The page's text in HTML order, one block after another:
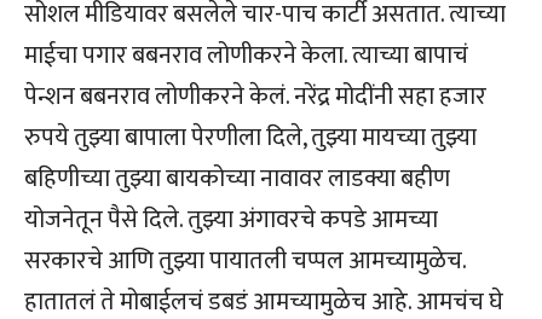
सोशल मीडियावर बसलेले चार-पाच कार्टी असतात. त्याच्या
माईचा पगार बबनराव लोणीकरने केला. त्याच्या बापाचं
पेन्शन बबनराव लोणीकरने केलं. नरेंद्र मोदींनी सहा हजार
रुपये तुझ्या बापाला पेरणीला दिले, तुझ्या मायच्या तुझ्या
बहिणीच्या तुझ्या बायकोच्या नावावर लाडक्या बहीण
योजनेतून पैसे दिले. तुझ्या अंगावरचे कपडे आमच्या
सरकारचे आणि तुझ्या पायातली चप्पल आमच्यामुळेच.
हातातलं ते मोबाईलचं डबडं आमच्यामुळेच आहे. आमचंच घे